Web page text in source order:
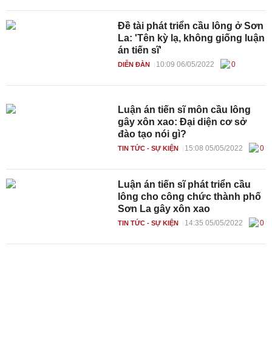
Đề tài phát triển cầu lông ở Sơn
La: 'Tên kỳ lạ, không giống luận
án tiến sĩ'
DIỄN ĐÀN 10:09 06/05/2022 0
Luận án tiến sĩ môn cầu lông
gây xôn xao: Đại diện cơ sở
đào tạo nói gì?
TIN TỨC - SỰ KIỆN 15:08 05/05/2022 0
Luận án tiến sĩ phát triển cầu
lông cho công chức thành phố
Sơn La gây xôn xao
TIN TỨC - SỰ KIỆN 14:35 05/05/2022 0